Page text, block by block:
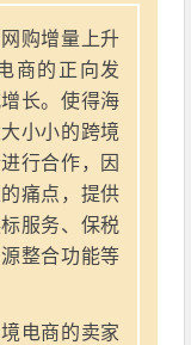
购增量上升
商的正向发
长。使得海
小小的跨境
行合作，因
痛点，提供
服务、保税
整合功能等
电商的卖家